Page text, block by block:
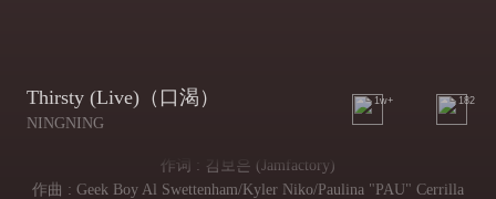
Thirsty (Live)（口渴）
NINGNING
1w+ 182
作词 : 김보은 (Jamfactory)
作曲 : Geek Boy Al Swettenham/Kyler Niko/Paulina "PAU" Cerrilla